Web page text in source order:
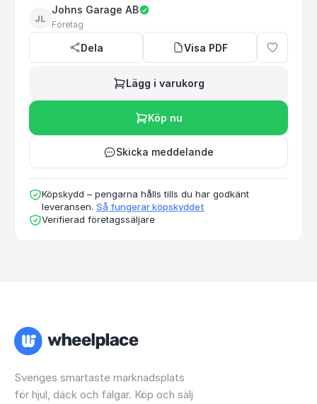
JL
Johns Garage AB
Företag
Dela Visa PDF
Lägg i varukorg
Köp nu
Skicka meddelande
Köpskydd – pengarna hålls tills du har godkänt
leveransen. Så fungerar köpskyddet
Verifierad företagssäljare
Sveriges smartaste marknadsplats
för hjul, däck och fälgar. Köp och sälj